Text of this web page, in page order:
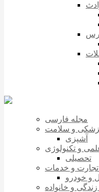
مجله فارسی
و سلامت
آشپزی
و تکنولوژی
تحصیلی
و خدمات
و خودرو
و خانواده